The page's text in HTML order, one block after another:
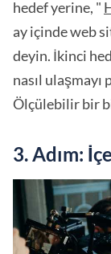
hedef yerine, "
ay içinde web
deyin. İkinci
nasıl ulaşmayı
Ölçülebilir bir
3. Adım: